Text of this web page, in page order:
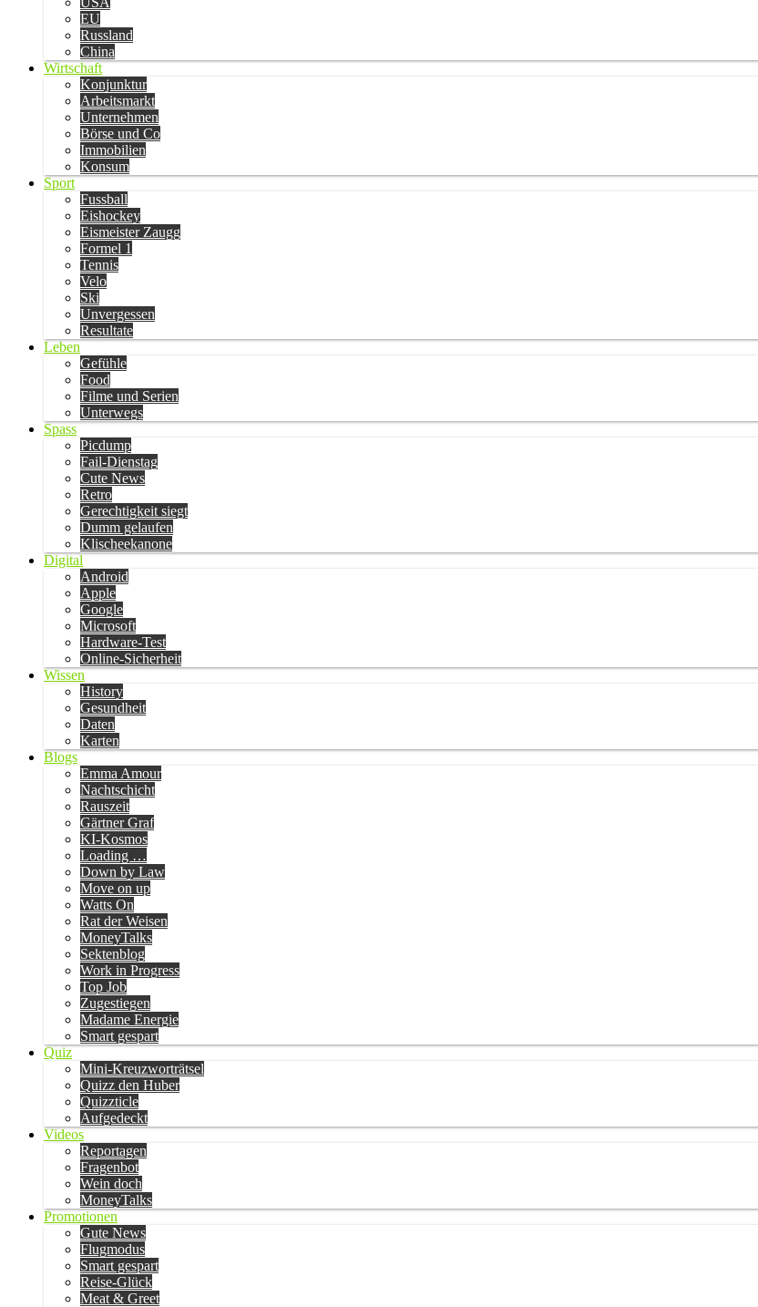
EU
Russland
China
Wirtschaft
Konjunktur
Arbeitsmarkt
Unternehmen
Börse und Co
Immobilien
Konsum
Sport
Fussball
Eishockey
Eismeister Zaugg
Formel 1
Tennis
Velo
Ski
Unvergessen
Resultate
Leben
Gefühle
Food
Filme und Serien
Unterwegs
Spass
Picdump
Fail-Dienstag
Cute News
Retro
Gerechtigkeit siegt
Dumm gelaufen
Klischeekanone
Digital
Android
Apple
Google
Microsoft
Hardware-Test
Online-Sicherheit
Wissen
History
Gesundheit
Daten
Karten
Blogs
Emma Amour
Nachtschicht
Rauszeit
Gärtner Graf
KI-Kosmos
Loading …
Down by Law
Move on up
Watts On
Rat der Weisen
MoneyTalks
Sektenblog
Work in Progress
Top Job
Zugestiegen
Madame Energie
Smart gespart
Quiz
Mini-Kreuzworträtsel
Quizz den Huber
Quizzticle
Aufgedeckt
Videos
Reportagen
Fragenbot
Wein doch
MoneyTalks
Promotionen
Gute News
Flugmodus
Smart gespart
Reise-Glück
Meat & Greet